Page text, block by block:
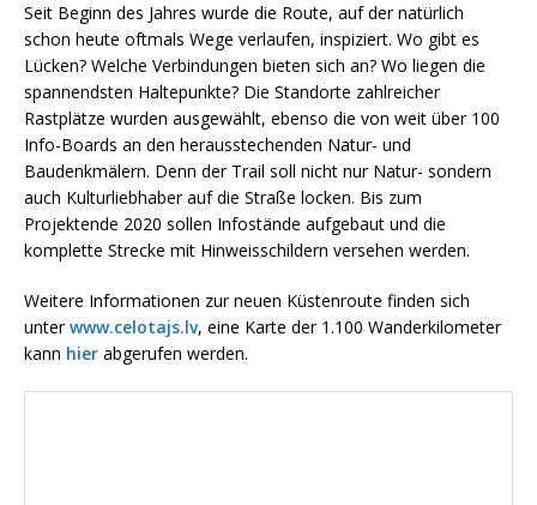
Seit Beginn des Jahres wurde die Route, auf der natürlich
schon heute oftmals Wege verlaufen, inspiziert. Wo gibt es
Lücken? Welche Verbindungen bieten sich an? Wo liegen die
spannendsten Haltepunkte? Die Standorte zahlreicher
Rastplätze wurden ausgewählt, ebenso die von weit über 100
Info-Boards an den herausstechenden Natur- und
Baudenkmälern. Denn der Trail soll nicht nur Natur- sondern
auch Kulturliebhaber auf die Straße locken. Bis zum
Projektende 2020 sollen Infostände aufgebaut und die
komplette Strecke mit Hinweisschildern versehen werden.
Weitere Informationen zur neuen Küstenroute finden sich
unterwww.celotajs.lv, eine Karte der 1.100 Wanderkilometer
kann hier abgerufen werden.